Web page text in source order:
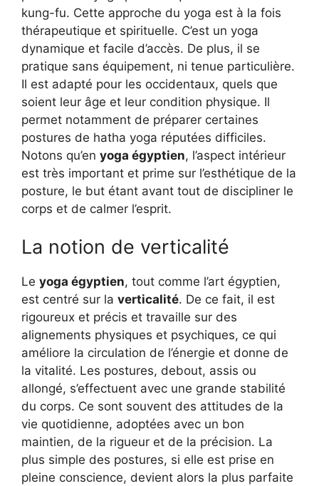
kung-fu. Cette approche du yoga est à la fois
thérapeutique et spirituelle. C’est un yoga
dynamique et facile d’accès. De plus, il se
pratique sans équipement, ni tenue particulière.
Il est adapté pour les occidentaux, quels que
soient leur âge et leur condition physique. Il
permet notamment de préparer certaines
postures de hatha yoga réputées difficiles.
Notons qu’en yoga égyptien, l’aspect intérieur
est très important et prime sur l’esthétique de la
posture, le but étant avant tout de discipliner le
corps et de calmer l’esprit.
La notion de verticalité
Le yoga égyptien, tout comme l’art égyptien,
est centré sur la verticalité. De ce fait, il est
rigoureux et précis et travaille sur des
alignements physiques et psychiques, ce qui
améliore la circulation de l’énergie et donne de
la vitalité. Les postures, debout, assis ou
allongé, s’effectuent avec une grande stabilité
du corps. Ce sont souvent des attitudes de la
vie quotidienne, adoptées avec un bon
maintien, de la rigueur et de la précision. La
plus simple des postures, si elle est prise en
pleine conscience, devient alors la plus parfaite